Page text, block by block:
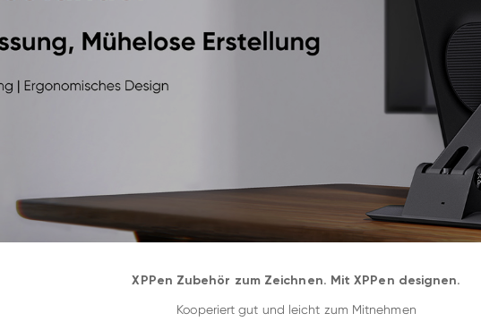
XPPen Zubehör zum Zeichnen. Mit XPPen designen.
Kooperiert gut und leicht zum Mitnehmen